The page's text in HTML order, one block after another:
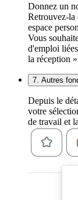
Donnez un
Retrouvez-la
espace
Vous
d'emploi
la réception
7. Autres
Depuis le
votre
de travail et